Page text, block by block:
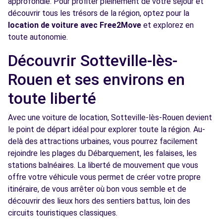
Free2move Rent - S&You - ROUEN (D)
3.9 km
144 AVENUE DU MONT RIBOUDET
Free2move Rent - S&You - ROUEN (O)
AVENUE DU MONT RIBOUDET
ROUEN, 76000
Voir l'agence
Free2Move Rent - FRANQUEVILLE AUTO -
FRANQUEVILLE-ST-PIERRE (C)
RUE PORTE DE FRANQUEVILLE
découvrir tous les trésors de la région, optez pour la
location de voiture avec Free2Move et explorez en
toute autonomie.
Découvrir Sotteville-lès-
Rouen et ses environs en
toute liberté
Avec une voiture de location, Sotteville-lès-Rouen devient
le point de départ idéal pour explorer toute la région. Au-
delà des attractions urbaines, vous pourrez facilement
rejoindre les plages du Débarquement, les falaises, les
stations balnéaires. La liberté de mouvement que vous
offre votre véhicule vous permet de créer votre propre
itinéraire, de vous arrêter où bon vous semble et de
découvrir des lieux hors des sentiers battus, loin des
circuits touristiques classiques.